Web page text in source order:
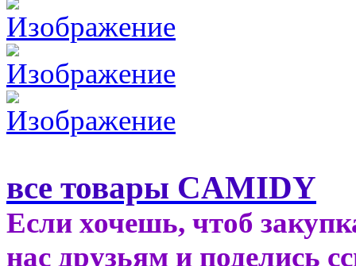
все товары CAMIDY
Если хочешь, чтоб
нас друзьям и поделись